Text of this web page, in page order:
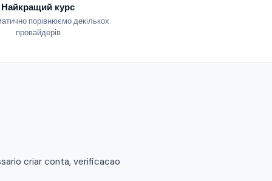
Найкращий курс
порівнюємо декількох
провайдерів
criar conta, verificacao